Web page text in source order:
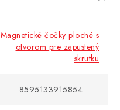
Magnetické čočky ploché s
otvorom pre zapustený
skrutku
8595133915854